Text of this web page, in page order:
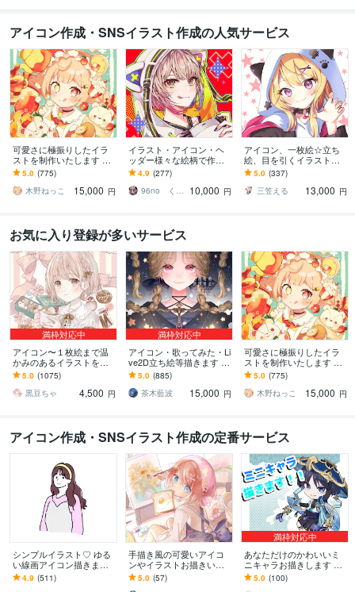
アイコン作成・SNSイラスト作成の人気サービス
可愛さに極振りしたイラ
ストを制作いたします ★
商用利用＆二次利用込
み！ミニキャラは小物２
点まで無料！★
5.0 (775)
木野ねっこ
15,000 円
イラスト・アイコン・ヘ
ッダー様々な絵柄で作成
します 商用可！似顔絵・
ブログ・インスタ・動画
配信サムネ等用途様々！
4.9 (277)
96no くろの
10,000 円
アイコン、一枚絵☆立ち
絵、目を引くイラスト描
きます イリアム、サム
ネ、live2D、YouTube、歌
ってみたも
5.0 (337)
三笠える
13,000 円
お気に入り登録が多いサービス
満枠対応中
アイコン〜１枚絵まで温
かみのあるイラストを描
きます ★ココナラ自体が
初めての方も、お気軽に
ご相談ください♪★
5.0 (1075)
黒豆ちゃ
4,500 円
満枠対応中
アイコン・歌ってみた・Li
ve2D立ち絵等描きます ち
びキャラや配信用イラス
ト等、幅広く制作してい
ます！
5.0 (885)
茶木藍波
15,000 円
可愛さに極振りしたイラ
ストを制作いたします ★
商用利用＆二次利用込
み！ミニキャラは小物２
点まで無料！★
5.0 (775)
木野ねっこ
15,000 円
アイコン作成・SNSイラスト作成の定番サービス
シンプルイラスト♡ ゆる
い線画アイコン描きます 2
人まで無料・小物いくつ
でも無料！即日〜5日のス
4.9 (511)
手描き風の可愛いアイコ
ンやイラストお描きいた
します 〜立ち絵やSD、動
きのある一枚イラストな
5.0 (57)
満枠対応中
あなただけのかわいいミ
ニキャラお描きします 好
きなポーズ、服装、表情
で！ミニキャラお描きし
5.0 (100)